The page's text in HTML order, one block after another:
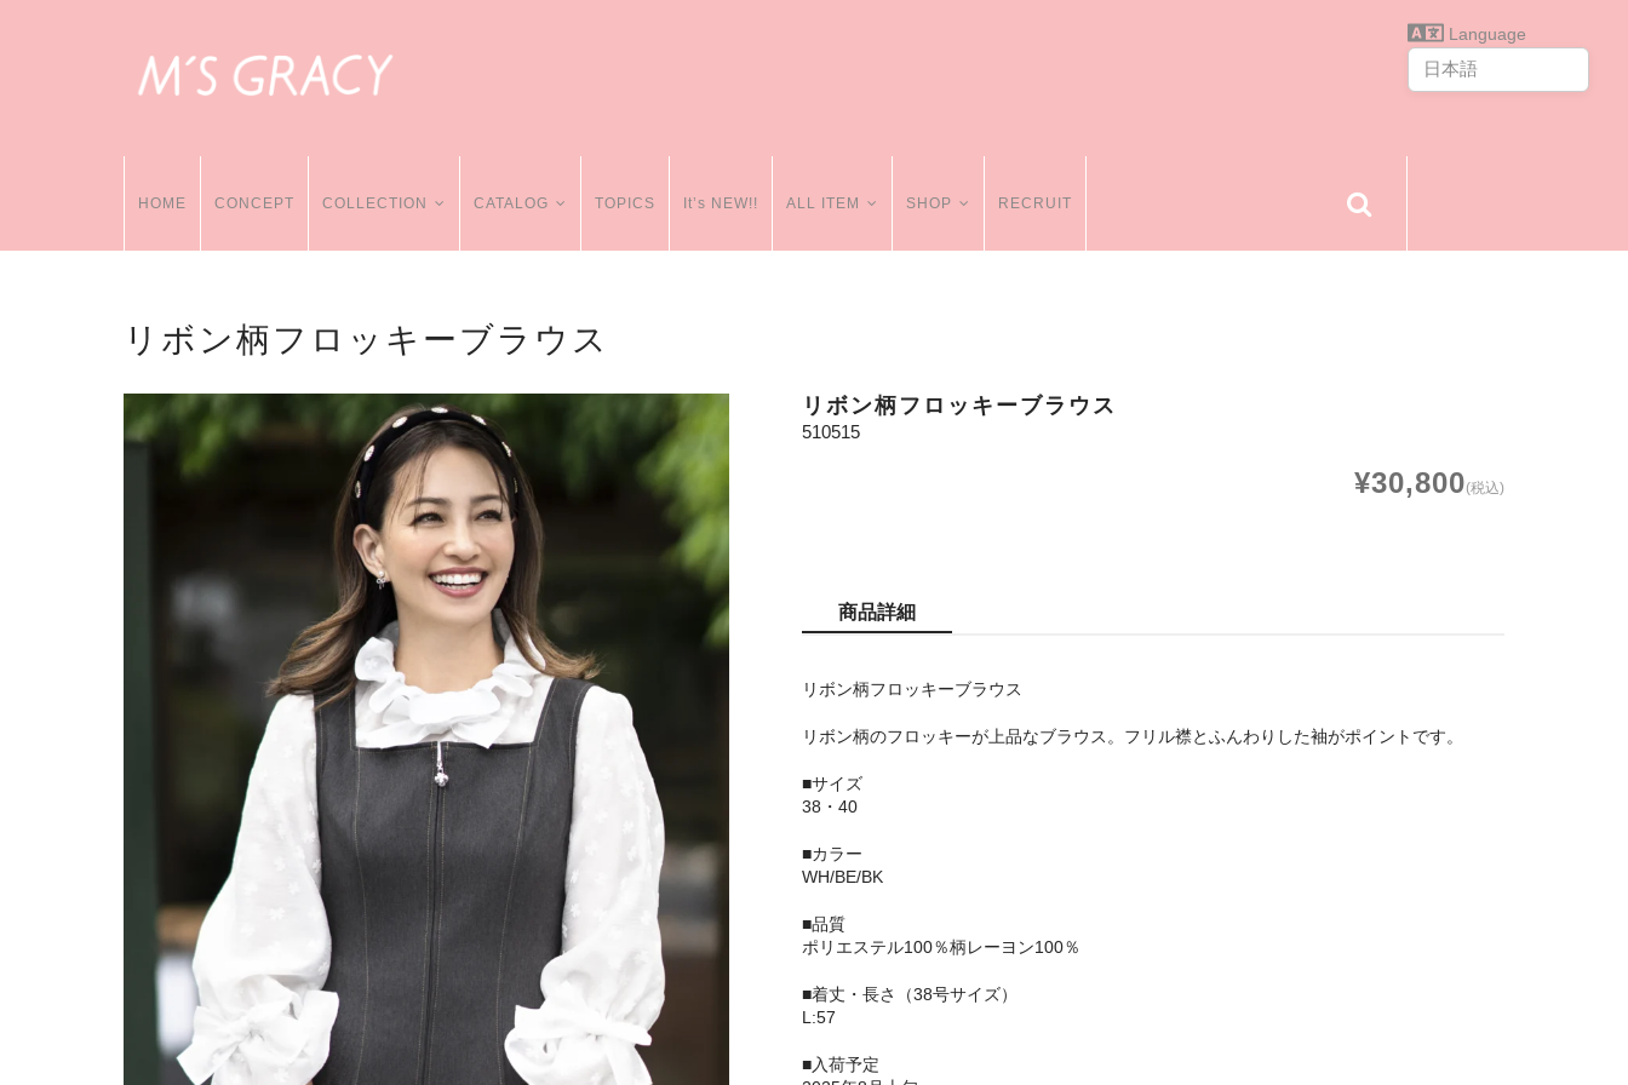
Language
HOME CONCEPT COLLECTION CATALOG TOPICS It’s NEW!! ALL ITEM SHOP RECRUIT
リボン柄フロッキーブラウス
リボン柄フロッキーブラウス
510515
¥30,800(税込)
商品詳細
リボン柄フロッキーブラウス
リボン柄のフロッキーが上品なブラウス。フリル襟とふんわりした袖がポイントです。
■サイズ
38・40
■カラー
WH/BE/BK
■品質
ポリエステル100％柄レーヨン100％
■着丈・長さ（38号サイズ）
L:57
■入荷予定